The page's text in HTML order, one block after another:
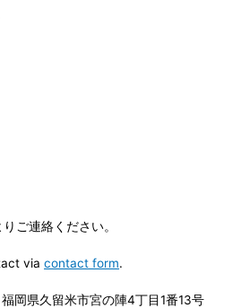
りご連絡ください。
viacontact form.
岡県久留米市宮の陣4丁目1番13号